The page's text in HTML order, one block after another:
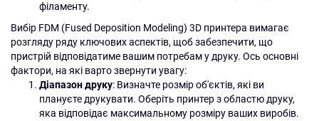
філаменту.
Вибір FDM (Fused Deposition Modeling) 3D принтера вимагає
розгляду ряду ключових аспектів, щоб забезпечити, що
пристрій відповідатиме вашим потребам у друку. Ось основні
фактори, на які варто звернути увагу:
Діапазон друку: Визначте розмір об'єктів, які ви
плануєте друкувати. Оберіть принтер з областю друку,
яка відповідає максимальному розміру ваших виробів.